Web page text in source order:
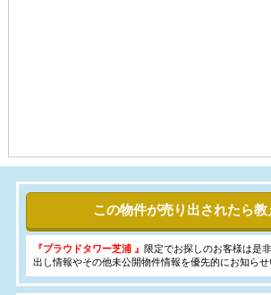
この物件が売り出されたら教
『プラウドタワー芝浦 』
限定でお探しのお客様は是
出し情報やその他未公開物件情報を優先的にお知らせ